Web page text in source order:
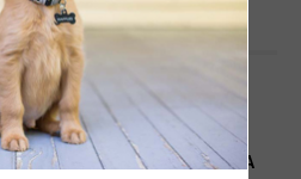
KITCHEN E HYGGE KAFFE: NOVA
PET FRIENDLY CONQUISTA